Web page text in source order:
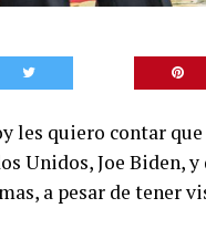
les quiero contar
Unidos, Joe Biden,
a pesar de tener